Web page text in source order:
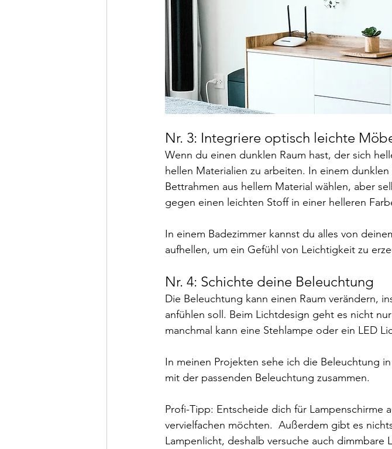
Nr. 3: Integriere optisch leichte
Wenn du einen dunklen Raum hast, der sich
hellen Materialien zu arbeiten. In einem
Bettrahmen aus hellem Material wählen, aber
gegen einen leichten Stoff in einer helleren
In einem Badezimmer kannst du alles von
aufhellen, um ein Gefühl von Leichtigkeit zu
Nr. 4: Schichte deine Beleuchtung
Die Beleuchtung kann einen Raum verändern,
anfühlen soll. Beim Lichtdesign geht es nicht
manchmal kann eine Stehlampe oder ein LED
In meinen Projekten sehe ich die Beleuchtung
mit der passenden Beleuchtung zusammen.
Profi-Tipp: Entscheide dich für Lampenschirme
vervielfachen möchten.  Außerdem gibt es
Lampenlicht, deshalb versuche auch dimmbare